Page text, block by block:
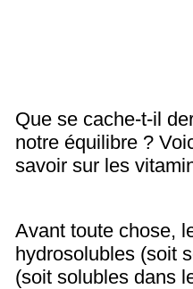
Que se cache-t-il
notre équilibre ?
savoir sur les
Avant toute chose,
hydrosolubles (soit
(soit solubles dans